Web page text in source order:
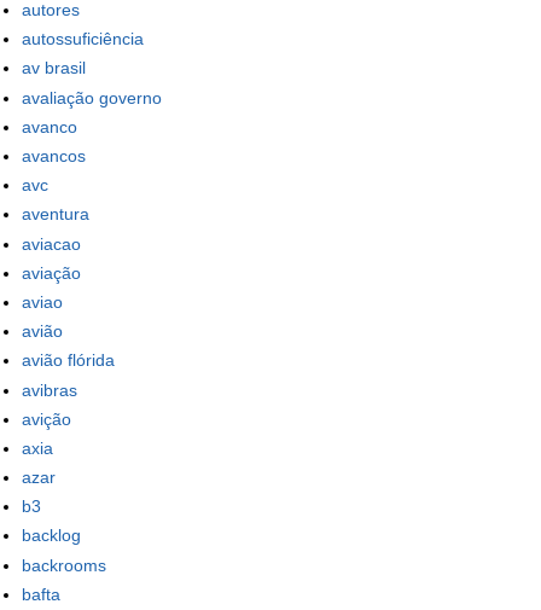
autores
autossuficiência
av brasil
avaliação governo
avanco
avancos
avc
aventura
aviacao
aviação
aviao
avião
avião flórida
avibras
avição
axia
azar
b3
backlog
backrooms
bafta